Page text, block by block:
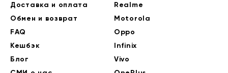
Доставка и оплата
Обмен и возврат
FAQ
Кешбэк
Блог
Realme
Motorola
Oppo
Infinix
Vivo